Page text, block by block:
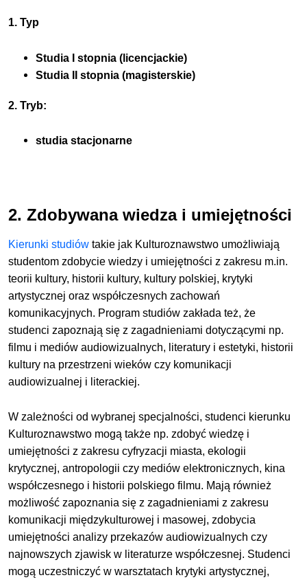
1. Typ
Studia I stopnia (licencjackie)
Studia II stopnia (magisterskie)
2. Tryb:
studia stacjonarne
2. Zdobywana wiedza i umiejętności
Kierunki studiów takie jak Kulturoznawstwo umożliwiają
studentom zdobycie wiedzy i umiejętności z zakresu m.in.
teorii kultury, historii kultury, kultury polskiej, krytyki
artystycznej oraz współczesnych zachowań
komunikacyjnych. Program studiów zakłada też, że
studenci zapoznają się z zagadnieniami dotyczącymi np.
filmu i mediów audiowizualnych, literatury i estetyki, historii
kultury na przestrzeni wieków czy komunikacji
audiowizualnej i literackiej.
W zależności od wybranej specjalności, studenci kierunku
Kulturoznawstwo mogą także np. zdobyć wiedzę i
umiejętności z zakresu cyfryzacji miasta, ekologii
krytycznej, antropologii czy mediów elektronicznych, kina
współczesnego i historii polskiego filmu. Mają również
możliwość zapoznania się z zagadnieniami z zakresu
komunikacji międzykulturowej i masowej, zdobycia
umiejętności analizy przekazów audiowizualnych czy
najnowszych zjawisk w literaturze współczesnej. Studenci
mogą uczestniczyć w warsztatach krytyki artystycznej,